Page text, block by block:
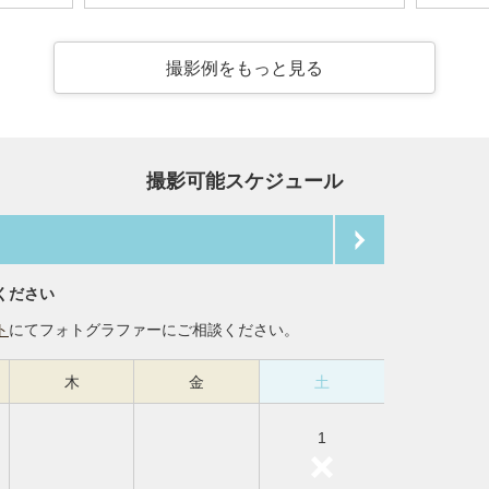
撮影例をもっと見る
撮影可能スケジュール
ださい
にてフォトグラファーにご相談ください。
木 金 土
1